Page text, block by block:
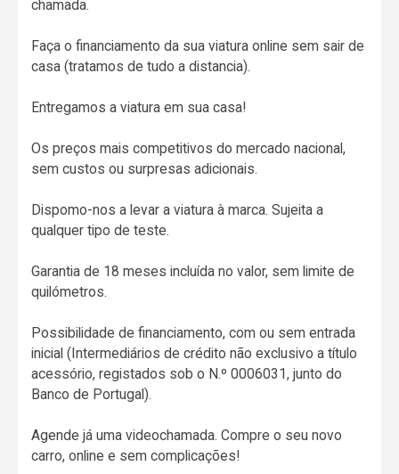
chamada.
Faça o financiamento da sua viatura online sem sair de
casa (tratamos de tudo a distancia).
Entregamos a viatura em sua casa!
Os preços mais competitivos do mercado nacional,
sem custos ou surpresas adicionais.
Dispomo-nos a levar a viatura à marca. Sujeita a
qualquer tipo de teste.
Garantia de 18 meses incluída no valor, sem limite de
quilómetros.
Possibilidade de financiamento, com ou sem entrada
inicial (Intermediários de crédito não exclusivo a título
acessório, registados sob o N.º 0006031, junto do
Banco de Portugal).
Agende já uma videochamada. Compre o seu novo
carro, online e sem complicações!